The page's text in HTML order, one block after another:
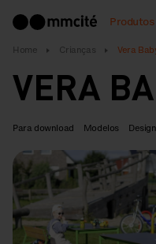
Produtos
Home Crianças Vera
VERA
Para download Modelos